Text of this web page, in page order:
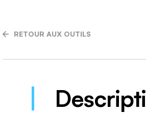
RETOUR AUX OUTILS